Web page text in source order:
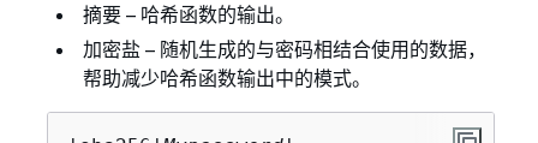
摘要 – 哈希函数的输出。
加密盐 – 随机生成的与密码相结合使用的数据，
帮助减少哈希函数输出中的模式。